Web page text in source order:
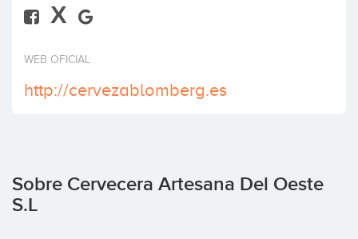
X
WEB OFICIAL
http://cervezablomberg.es
Sobre Cervecera Artesana Del Oeste
S.L